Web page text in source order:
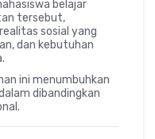
belajar
tersebut,
sosial yang
dan kebutuhan
ini menumbuhkan
dibandingkan